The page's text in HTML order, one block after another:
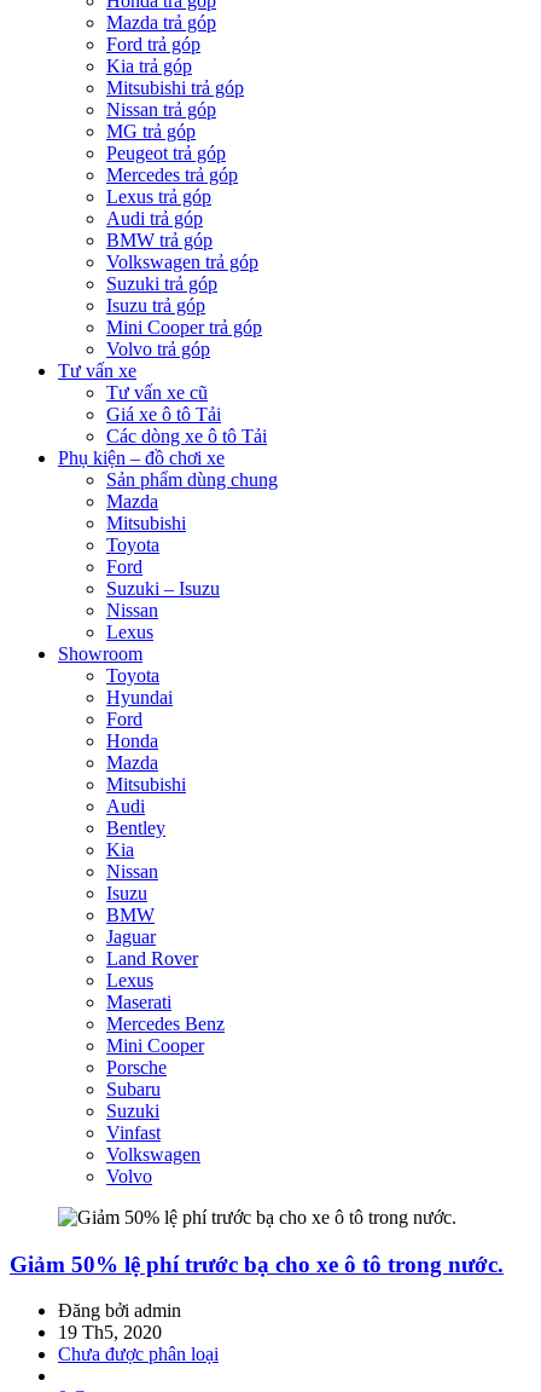
Mazda trả góp
Ford trả góp
Kia trả góp
Mitsubishi trả góp
Nissan trả góp
MG trả góp
Peugeot trả góp
Mercedes trả góp
Lexus trả góp
Audi trả góp
BMW trả góp
Volkswagen trả góp
Suzuki trả góp
Isuzu trả góp
Mini Cooper trả góp
Volvo trả góp
Tư vấn xe
Tư vấn xe cũ
Giá xe ô tô Tải
Các dòng xe ô tô Tải
Phụ kiện – đồ chơi xe
Sản phẩm dùng chung
Mazda
Mitsubishi
Toyota
Ford
Suzuki – Isuzu
Nissan
Lexus
Showroom
Toyota
Hyundai
Ford
Honda
Mazda
Mitsubishi
Audi
Bentley
Kia
Nissan
Isuzu
BMW
Jaguar
Land Rover
Lexus
Maserati
Mercedes Benz
Mini Cooper
Porsche
Subaru
Suzuki
Vinfast
Volkswagen
Volvo
Giảm 50% lệ phí trước bạ cho xe ô tô trong nước.
Đăng bởi admin
19 Th5, 2020
Chưa được phân loại